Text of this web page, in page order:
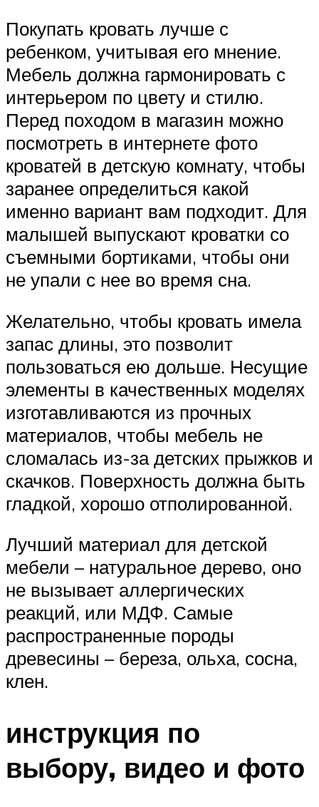
Покупать кровать лучше с
ребенком, учитывая его мнение.
Мебель должна гармонировать с
интерьером по цвету и стилю.
Перед походом в магазин можно
посмотреть в интернете фото
кроватей в детскую комнату, чтобы
заранее определиться какой
именно вариант вам подходит. Для
малышей выпускают кроватки со
съемными бортиками, чтобы они
не упали с нее во время сна.
Желательно, чтобы кровать имела
запас длины, это позволит
пользоваться ею дольше. Несущие
элементы в качественных моделях
изготавливаются из прочных
материалов, чтобы мебель не
сломалась из-за детских прыжков и
скачков. Поверхность должна быть
гладкой, хорошо отполированной.
Лучший материал для детской
мебели – натуральное дерево, оно
не вызывает аллергических
реакций, или МДФ. Самые
распространенные породы
древесины – береза, ольха, сосна,
клен.
инструкция по
выбору, видео и фото